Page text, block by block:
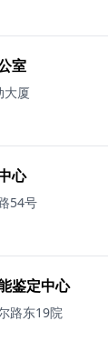
室
大厦
心
54号
鉴定中心
路东19院